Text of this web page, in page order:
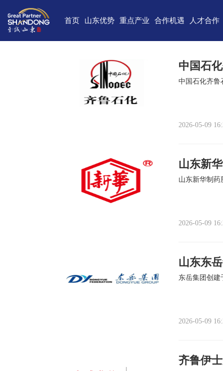
首页 山东优势
独特的区位优势
雄厚的经济基础
完备的产业体系
蓬勃的海洋经济
丰富的人力资源
强大的科技实力
深厚的文化底蕴
重点产业
新一代信息技术 高端装备
新能源
现代海洋 医养健康
高端化工
合作机遇
合作项目库
重点外资项目跟踪推进平台
人才合作
人才需求
最新招聘
中国(山
高新
经济
中国石
中国石化齐鲁
2026-05-09
山东新
山东新华制药
2026-05-09
山东东
东岳集团创建
2026-05-09
齐鲁伊